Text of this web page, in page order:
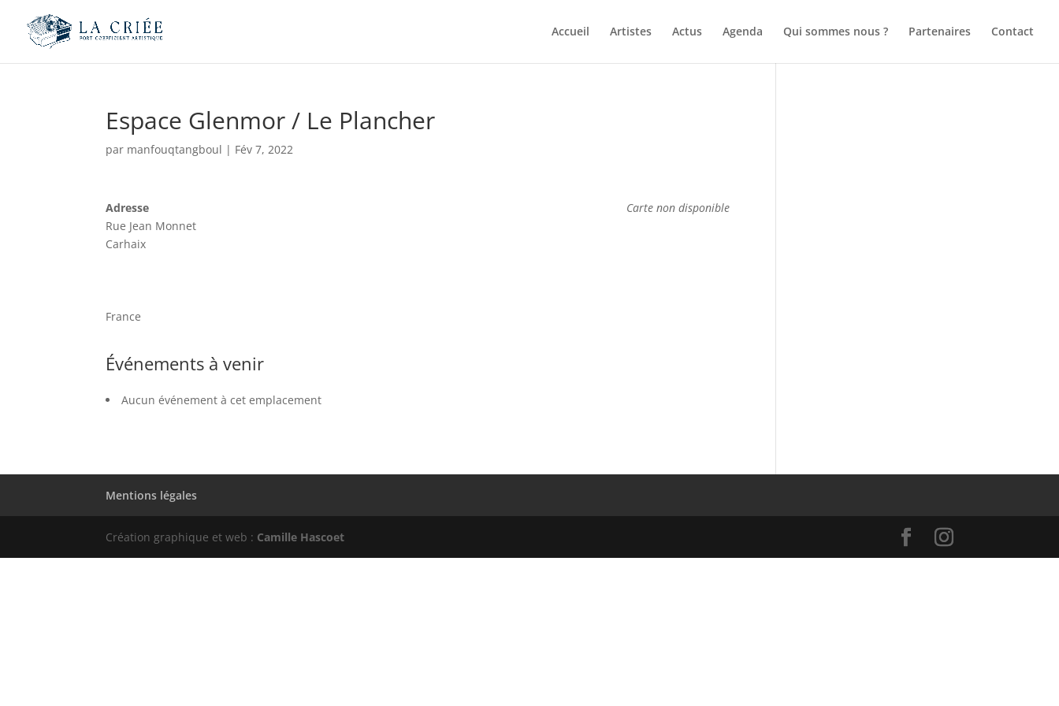
Accueil Artistes Actus Agenda Qui sommes nous ? Partenaires Contact
Espace Glenmor / Le Plancher
par manfouqtangboul | Fév 7, 2022
Carte non disponible
Adresse
Rue Jean Monnet
Carhaix
France
Événements à venir
Aucun événement à cet emplacement
Mentions légales
Création graphique et web : Camille Hascoet